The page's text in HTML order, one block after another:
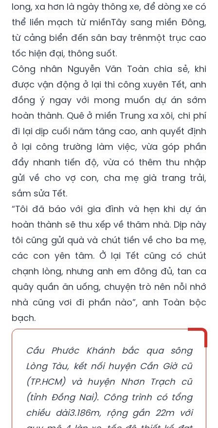
long, xa hơn là ngày thông xe, để dòng xe có
thể liền mạch từ miềnTây sang miền Đông,
từ cảng biển đến sân bay trênmột trục cao
tốc hiện đại, thông suốt.
Công nhân Nguyễn Văn Toàn chia sẻ, khi
được vận động ở lại thi công xuyên Tết, anh
đồng ý ngay với mong muốn dự án sớm
hoàn thành. Quê ở miền Trung xa xôi, chi phí
đi lại dịp cuối năm tăng cao, anh quyết định
ở lại công trường làm việc, vừa góp phần
đẩy nhanh tiến độ, vừa có thêm thu nhập
gửi về cho vợ con, cha mẹ già trang trải,
sắm sửa Tết.
“Tôi đã báo với gia đình và hẹn khi dự án
hoàn thành sẽ thu xếp về thăm nhà. Dịp này
tôi cũng gửi quà và chút tiền về cho ba mẹ,
các con yên tâm. Ở lại Tết cũng có chút
chạnh lòng, nhưng anh em đông đủ, tan ca
quây quần ăn uống, chuyện trò nên nỗi nhớ
nhà cũng vơi đi phần nào”, anh Toàn bộc
bạch.
Cầu Phước Khánh bắc qua sông
Lòng Tàu, kết nối huyện Cần Giờ cũ
(TP.HCM) và huyện Nhơn Trạch cũ
(tỉnh Đồng Nai). Công trình có tổng
chiều dài3.186m, rộng gần 22m với